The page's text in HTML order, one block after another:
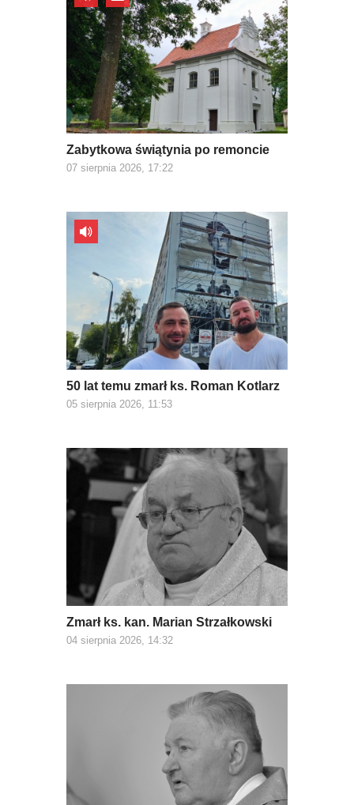
Zabytkowa świątynia po remoncie
07 sierpnia 2026, 17:22
50 lat temu zmarł ks. Roman Kotlarz
05 sierpnia 2026, 11:53
Zmarł ks. kan. Marian Strzałkowski
04 sierpnia 2026, 14:32